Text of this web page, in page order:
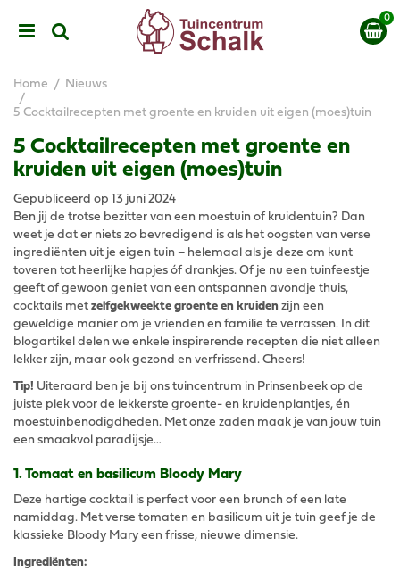
Home Nieuws
5 Cocktailrecepten met groente en kruiden uit eigen (moes)tuin
5 Cocktailrecepten met groente en
kruiden uit eigen (moes)tuin
Gepubliceerd op 13 juni 2024
Ben jij de trotse bezitter van een moestuin of kruidentuin? Dan
weet je dat er niets zo bevredigend is als het oogsten van verse
ingrediënten uit je eigen tuin – helemaal als je deze om kunt
toveren tot heerlijke hapjes óf drankjes. Of je nu een tuinfeestje
geeft of gewoon geniet van een ontspannen avondje thuis,
cocktails met zelfgekweekte groente en kruiden zijn een
geweldige manier om je vrienden en familie te verrassen. In dit
blogartikel delen we enkele inspirerende recepten die niet alleen
lekker zijn, maar ook gezond en verfrissend. Cheers!
Tip! Uiteraard ben je bij ons tuincentrum in Prinsenbeek op de
juiste plek voor de lekkerste groente- en kruidenplantjes, én
moestuinbenodigdheden. Met onze zaden maak je van jouw tuin
een smaakvol paradijsje…
1. Tomaat en basilicum Bloody Mary
Deze hartige cocktail is perfect voor een brunch of een late
namiddag. Met verse tomaten en basilicum uit je tuin geef je de
klassieke Bloody Mary een frisse, nieuwe dimensie.
Ingrediënten: